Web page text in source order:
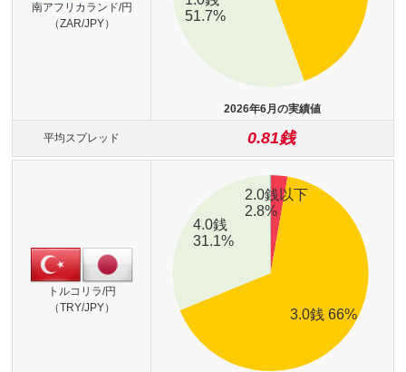
南アフリカランド/円
（ZAR/JPY）
2026年6月の実績値
平均スプレッド 0.81銭
トルコリラ/円
（TRY/JPY）